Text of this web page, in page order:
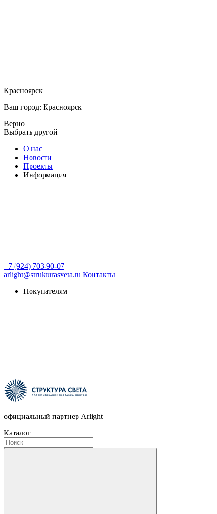
Красноярск
Ваш город: Красноярск
Верно
Выбрать другой
О нас
Новости
Проекты
Информация
+7 (924) 703-90-07
arlight@strukturasveta.ru Контакты
Покупателям
официальный партнер Arlight
Каталог